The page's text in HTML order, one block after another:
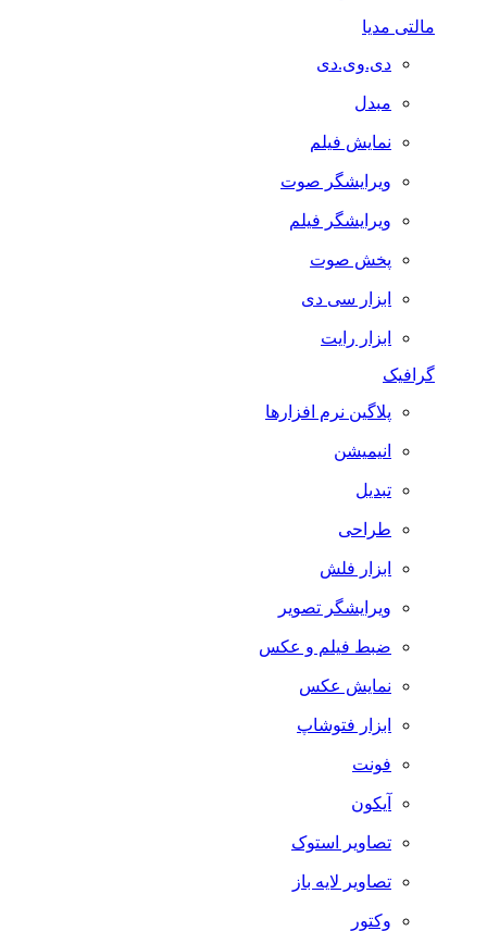
مالتی مدیا
دی.وی.دی
مبدل
نمایش فیلم
ویرایشگر صوت
ویرایشگر فیلم
پخش صوت
ابزار سی دی
ابزار رایت
گرافیک
پلاگین نرم افزارها
انیمیشن
تبدیل
طراحی
ابزار فلش
ویرایشگر تصویر
ضبط فيلم و عكس
نمایش عکس
ابزار فتوشاپ
فونت
آیکون
تصاویر استوک
تصاویر لایه باز
وکتور